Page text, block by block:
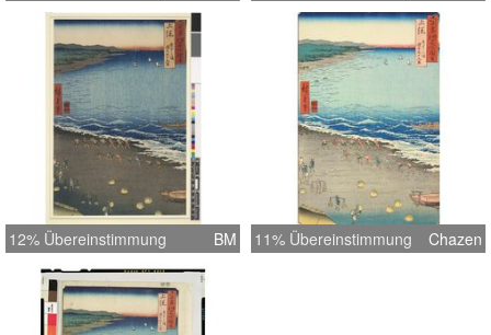
12% Übereinstimmung BM 11% Übereinstimmung Chazen